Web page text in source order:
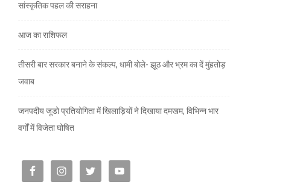
सांस्कृतिक पहल की सराहना
आज का राशिफल
तीसरी बार सरकार बनाने के संकल्प, धामी बोले- झूठ और भ्रम का दें मुंहतोड़
जवाब
जनपदीय जूडो प्रतियोगिता में खिलाड़ियों ने दिखाया दमखम, विभिन्न भार
वर्गों में विजेता घोषित